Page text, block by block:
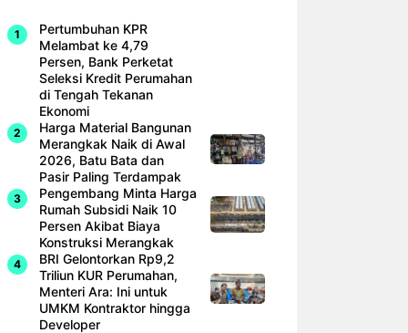
Pertumbuhan KPR
Melambat ke 4,79
Persen, Bank Perketat
Seleksi Kredit Perumahan
di Tengah Tekanan
Ekonomi
Harga Material Bangunan
Merangkak Naik di Awal
2026, Batu Bata dan
Pasir Paling Terdampak
Pengembang Minta Harga
Rumah Subsidi Naik 10
Persen Akibat Biaya
Konstruksi Merangkak
BRI Gelontorkan Rp9,2
Triliun KUR Perumahan,
Menteri Ara: Ini untuk
UMKM Kontraktor hingga
Developer